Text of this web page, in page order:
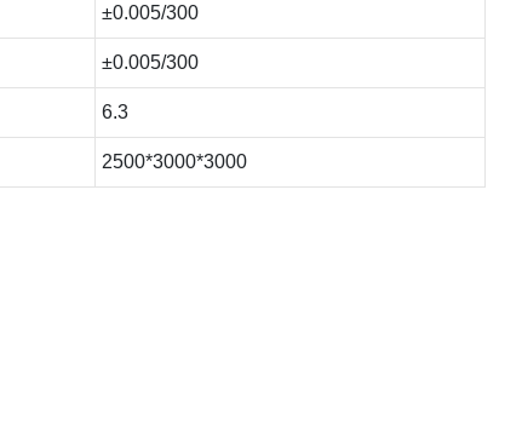
±0.005/300
±0.005/300
6.3
2500*3000*3000